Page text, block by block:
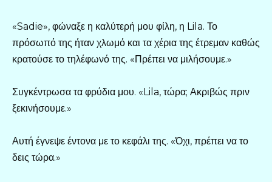
«Sadie», φώναξε η καλύτερή μου φίλη, η Lila. Το
πρόσωπό της ήταν χλωμό και τα χέρια της έτρεμαν καθώς
κρατούσε το τηλέφωνό της. «Πρέπει να μιλήσουμε.»
Συγκέντρωσα τα φρύδια μου. «Lila, τώρα; Ακριβώς πριν
ξεκινήσουμε.»
Αυτή έγνεψε έντονα με το κεφάλι της. «Όχι, πρέπει να το
δεις τώρα.»